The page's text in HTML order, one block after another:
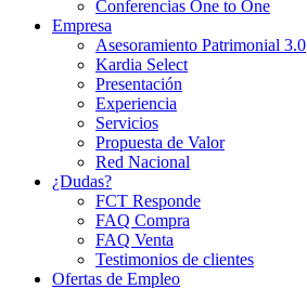
Conferencias One to One
Empresa
Asesoramiento Patrimonial 3.0
Kardia Select
Presentación
Experiencia
Servicios
Propuesta de Valor
Red Nacional
¿Dudas?
FCT Responde
FAQ Compra
FAQ Venta
Testimonios de clientes
Ofertas de Empleo